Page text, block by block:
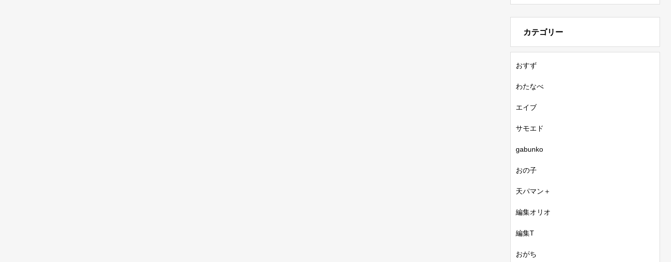
カテゴリー
おすず
わたなべ
エイブ
サモエド
gabunko
おの子
天パマン＋
編集オリオ
編集T
おがち